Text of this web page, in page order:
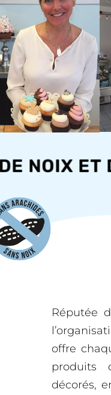
ET
Réputée
offre
produits
décorés,